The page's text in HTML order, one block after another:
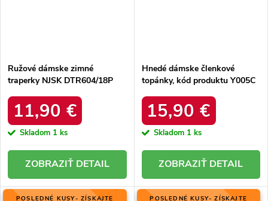
Ružové dámske zimné
traperky NJSK DTR604/18P
11,90 €
Skladom 1 ks
DETAIL
Hnedé dámske členkové
topánky, kód produktu Y005C
15,90 €
Skladom 1 ks
DETAIL
POSLEDNÉ KUSY- ZÍSKAJTE POSLEDNÉ KUSY- ZÍSKAJTE